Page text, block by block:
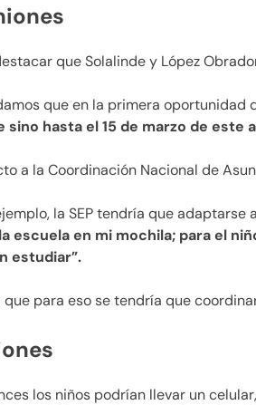
que Solalinde y López
que en la primera oportunidad
sino hasta el 15 de marzo de este
a la Coordinación Nacional de
la SEP tendría que
escuela en mi mochila; para el
estudiar”.
que para eso se tendría que
los niños podrían llevar un